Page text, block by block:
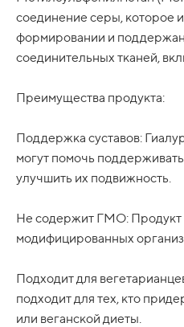
соединение серы, которое
формировании и
соединительных тканей,
Преимущества продукта:
Поддержка суставов:
могут помочь
улучшить их подвижность.
Не содержит ГМО: Продукт
модифицированных
Подходит для
подходит для тех, кто
или веганской диеты.